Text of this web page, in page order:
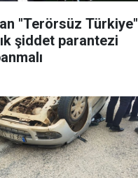
"Terörsüz Türkiye"
şiddet parantezi